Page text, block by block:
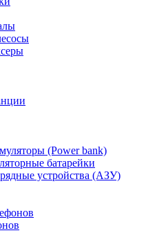
(Power bank)
батарейки
устройства (АЗУ)